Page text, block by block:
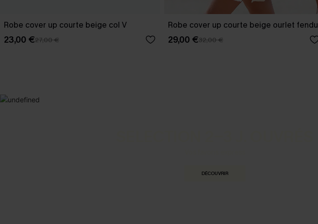
Robe cover up courte beige col V
23,00 €27,00 €
Robe cover up courte beige ourlet fendu
29,00 €32,00 €
DÉCOUVRIR